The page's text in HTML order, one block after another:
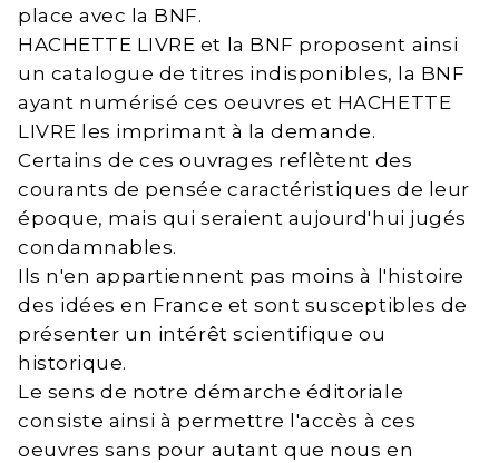
place avec la BNF.
HACHETTE LIVRE et la BNF proposent ainsi
un catalogue de titres indisponibles, la BNF
ayant numérisé ces oeuvres et HACHETTE
LIVRE les imprimant à la demande.
Certains de ces ouvrages reflètent des
courants de pensée caractéristiques de leur
époque, mais qui seraient aujourd'hui jugés
condamnables.
Ils n'en appartiennent pas moins à l'histoire
des idées en France et sont susceptibles de
présenter un intérêt scientifique ou
historique.
Le sens de notre démarche éditoriale
consiste ainsi à permettre l'accès à ces
oeuvres sans pour autant que nous en